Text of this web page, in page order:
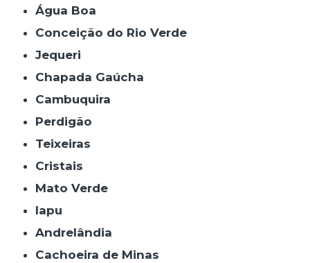
Água Boa
Conceição do Rio Verde
Jequeri
Chapada Gaúcha
Cambuquira
Perdigão
Teixeiras
Cristais
Mato Verde
Iapu
Andrelândia
Cachoeira de Minas